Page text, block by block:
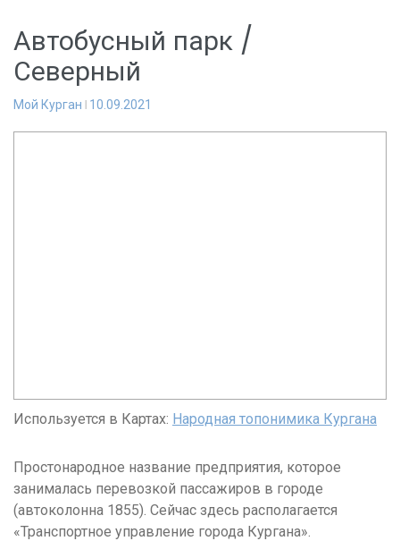
Автобусный парк /
Северный
Мой Курган 10.09.2021
Используется в Картах: Народная топонимика Кургана
Простонародное название предприятия, которое
занималась перевозкой пассажиров в городе
(автоколонна 1855). Сейчас здесь располагается
«Транспортное управление города Кургана».